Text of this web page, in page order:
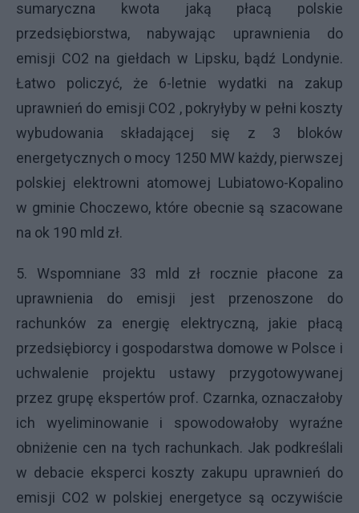
sumaryczna kwota jaką płacą polskie
przedsiębiorstwa, nabywając uprawnienia do
emisji CO2 na giełdach w Lipsku, bądź Londynie.
Łatwo policzyć, że 6-letnie wydatki na zakup
uprawnień do emisji CO2 , pokryłyby w pełni koszty
wybudowania składającej się z 3 bloków
energetycznych o mocy 1250 MW każdy, pierwszej
polskiej elektrowni atomowej Lubiatowo-Kopalino
w gminie Choczewo, które obecnie są szacowane
na ok 190 mld zł.
5. Wspomniane 33 mld zł rocznie płacone za
uprawnienia do emisji jest przenoszone do
rachunków za energię elektryczną, jakie płacą
przedsiębiorcy i gospodarstwa domowe w Polsce i
uchwalenie projektu ustawy przygotowywanej
przez grupę ekspertów prof. Czarnka, oznaczałoby
ich wyeliminowanie i spowodowałoby wyraźne
obniżenie cen na tych rachunkach. Jak podkreślali
w debacie eksperci koszty zakupu uprawnień do
emisji CO2 w polskiej energetyce są oczywiście